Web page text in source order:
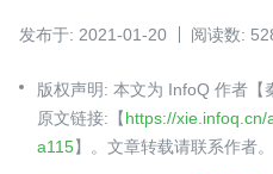
发布于: 2021-01-20 阅读数:
版权声明: 本文为 InfoQ 作者【
原文链接:【https://
a115】。文章转载请联系作者。